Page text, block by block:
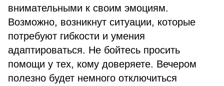
внимательными к своим эмоциям.
Возможно, возникнут ситуации, которые
потребуют гибкости и умения
адаптироваться. Не бойтесь просить
помощи у тех, кому доверяете. Вечером
полезно будет немного отключиться